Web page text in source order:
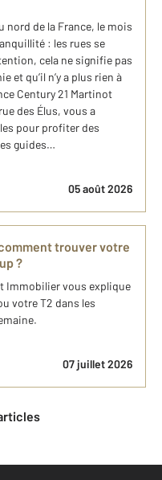
nord de la France, le mois
: les rues se
cela ne signifie pas
et qu’il n’y a plus rien à
Century 21 Martinot
des Élus, vous a
pour profiter des
guides…
05 août 2026
trouver votre
?
Immobilier vous explique
votre T2 dans les
07 juillet 2026